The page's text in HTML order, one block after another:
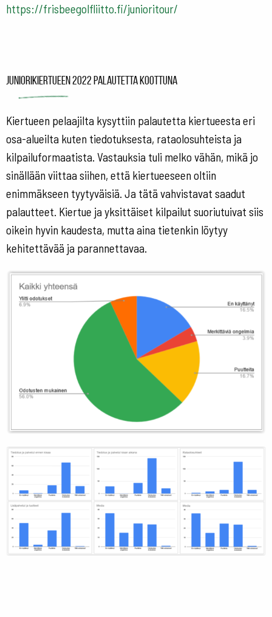
https://frisbeegolfliitto.fi/junioritour/
Juniorikiertueen 2022 palautetta koottuna
Kiertueen pelaajilta kysyttiin palautetta kiertueesta eri
osa-alueilta kuten tiedotuksesta, rataolosuhteista ja
kilpailuformaatista. Vastauksia tuli melko vähän, mikä jo
sinällään viittaa siihen, että kiertueeseen oltiin
enimmäkseen tyytyväisiä. Ja tätä vahvistavat saadut
palautteet. Kiertue ja yksittäiset kilpailut suoriutuivat siis
oikein hyvin kaudesta, mutta aina tietenkin löytyy
kehitettävää ja parannettavaa.